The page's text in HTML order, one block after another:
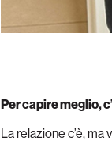
Per capire meglio,
La relazione c’è,